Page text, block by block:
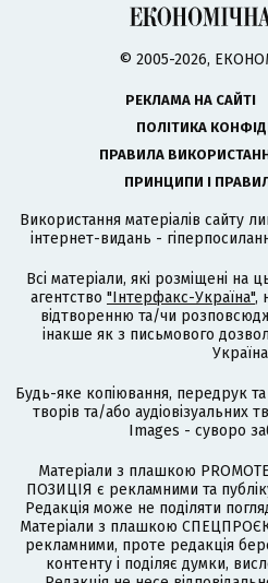
© 2005-2026,
РЕКЛАМА НА САЙТІ
ПОЛІТИКА
ПРАВИЛА
ПРИНЦИПИ І
Використання матеріалів сайту
інтернет-видань -
Всі матеріали, які розміщені на
агентство "Інтерфакс-Україна",
відтворенню та/чи
інакше як з письмового
Будь-яке копіювання, передрук
творів та/або аудіовізуальних
Images - суворо
Матеріали з плашкою
ПОЗИЦІЯ є рекламними та
Редакція може не поділяти
Матеріали з плашкою
рекламними, проте редакція
контенту і поділяє думки,